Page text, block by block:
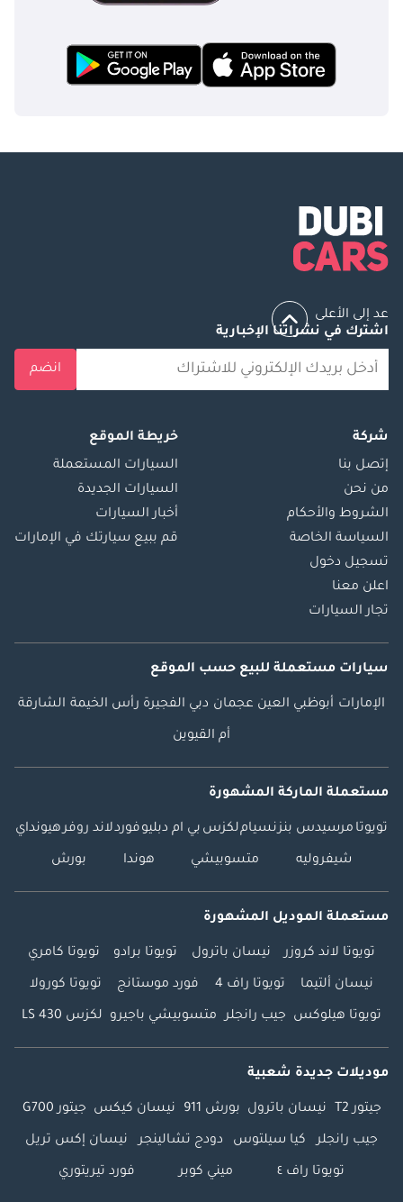
عد إلى الأعلى
اشترك في نشراتنا الإخبارية
انضم
شركة
إتصل بنا
من نحن
الشروط والأحكام
السياسة الخاصة
تسجيل دخول
اعلن معنا
تجار السيارات
خريطة الموقع
السيارات المستعملة
السيارات الجديدة
أخبار السيارات
قم ببيع سيارتك في الإمارات
سيارات مستعملة للبيع حسب الموقع
الإمارات أبوظبي العين عجمان دبي الفجيرة رأس الخيمة الشارقة
أم القيوين
مستعملة الماركة المشهورة
تويوتا مرسيدس بنزنسياملكزس بي ام دبليوفوردلاند روفرهيونداي
شيفروليه متسوبيشي هوندا بورش
مستعملة الموديل المشهورة
تويوتا لاند كروزر نيسان باترول تويوتا برادو تويوتا كامري
نيسان ألتيما تويوتا راف 4 فورد موستانج تويوتا كورولا
تويوتا هيلوكس جيب رانجلر متسوبيشي باجيرو لكزس LS 430
موديلات جديدة شعبية
جيتور T2 نيسان باترول بورش 911 نيسان كيكس جيتور G700
جيب رانجلر كيا سيلتوس دودج تشالينجر نيسان إكس تريل
تويوتا راف ٤ ميني كوبر فورد تيريتوري